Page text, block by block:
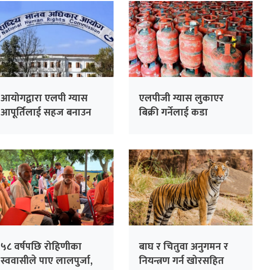
आयोगद्वारा एलपी ग्यास
आपूर्तिलाई सहज बनाउन
एलपीजी ग्यास लुकाएर
बिक्री गर्नेलाई कडा
५८ वर्षपछि रोहिणीका
स्ववासीले पाए लालपुर्जा,
बाघ र चितुवा अनुगमन र
नियन्त्रण गर्न खोरसहित